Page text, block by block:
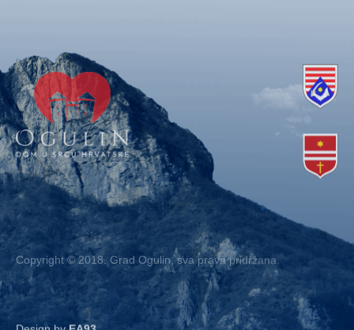
Copyright © 2018. Grad Ogulin, sva prava pridržana.
Design by EA93